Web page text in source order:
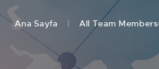
Ana Sayfa All Team Members